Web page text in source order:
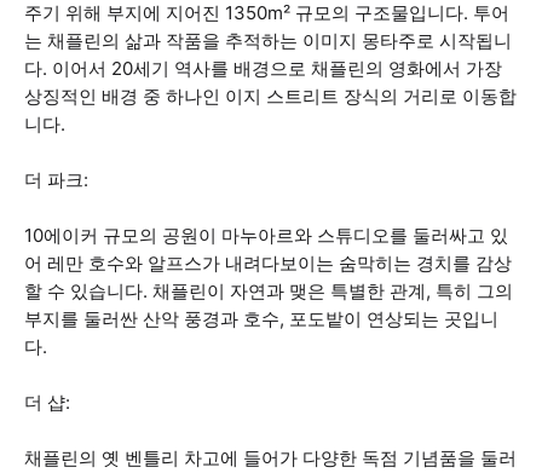
주기 위해 부지에 지어진 1350m² 규모의 구조물입니다. 투어
는 채플린의 삶과 작품을 추적하는 이미지 몽타주로 시작됩니
다. 이어서 20세기 역사를 배경으로 채플린의 영화에서 가장
상징적인 배경 중 하나인 이지 스트리트 장식의 거리로 이동합
니다.
더 파크:
10에이커 규모의 공원이 마누아르와 스튜디오를 둘러싸고 있
어 레만 호수와 알프스가 내려다보이는 숨막히는 경치를 감상
할 수 있습니다. 채플린이 자연과 맺은 특별한 관계, 특히 그의
부지를 둘러싼 산악 풍경과 호수, 포도밭이 연상되는 곳입니
다.
더 샵:
채플린의 옛 벤틀리 차고에 들어가 다양한 독점 기념품을 둘러